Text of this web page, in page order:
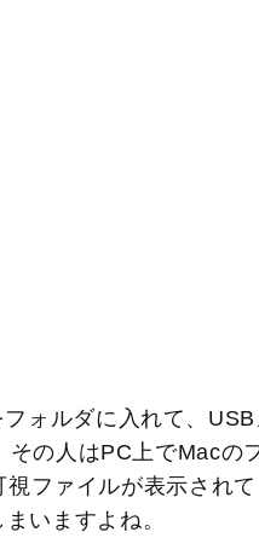
ォルダに入れて、
の人はPC上でMacの
視ファイルが表示され
いますよね。